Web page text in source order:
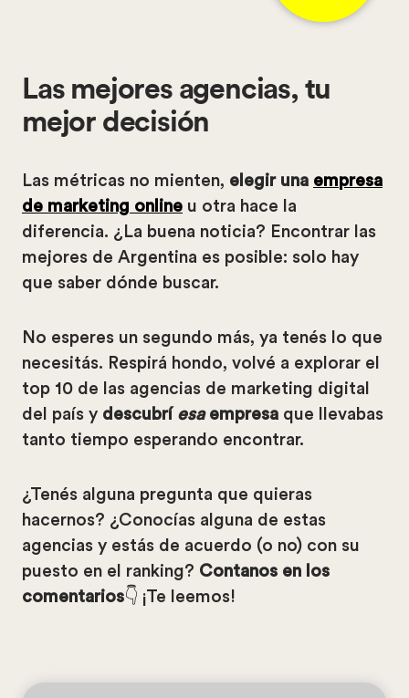
Las mejores agencias, tu
mejor decisión
Las métricas no mienten, elegir una empresa
de marketing online u otra hace la
diferencia. ¿La buena noticia? Encontrar las
mejores de Argentina es posible: solo hay
que saber dónde buscar.
No esperes un segundo más, ya tenés lo que
necesitás. Respirá hondo, volvé a explorar el
top 10 de las agencias de marketing digital
del país y descubrí esa empresa que llevabas
tanto tiempo esperando encontrar.
¿Tenés alguna pregunta que quieras
hacernos? ¿Conocías alguna de estas
agencias y estás de acuerdo (o no) con su
puesto en el ranking? Contanos en los
comentarios👇 ¡Te leemos!